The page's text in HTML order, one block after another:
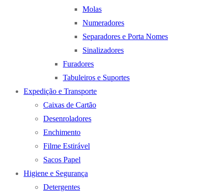
Molas
Numeradores
Separadores e Porta Nomes
Sinalizadores
Furadores
Tabuleiros e Suportes
Expedição e Transporte
Caixas de Cartão
Desenroladores
Enchimento
Filme Estirável
Sacos Papel
Higiene e Segurança
Detergentes